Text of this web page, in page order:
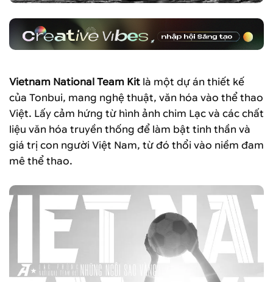
Vietnam National Team Kit là một dự án thiết kế
của Tonbui, mang nghệ thuật, văn hóa vào thể thao
Việt. Lấy cảm hứng từ hình ảnh chim Lạc và các chất
liệu văn hóa truyền thống để làm bật tinh thần và
giá trị con người Việt Nam, từ đó thổi vào niềm đam
mê thể thao.